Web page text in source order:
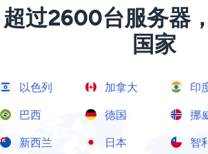
超过2600台服务器
国家
以色列 加拿大 印
巴西 德国 挪
新西兰 日本 智